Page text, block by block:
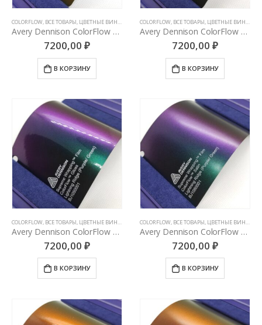
COLORFLOW, ВСЕ ТОВАРЫ, ЦВЕТНЫЕ ВИНИЛОВЫЕ ПЛЕНКИ
Avery Dennison ColorFlow Fresh Spring Satin (Gold/Silver)
7200,00 ₽
В КОРЗИНУ
COLORFLOW, ВСЕ ТОВАРЫ, ЦВЕТНЫЕ ВИНИЛОВЫЕ ПЛЕНКИ
Avery Dennison ColorFlow Urban Jungle Satin (Silver/Green)
7200,00 ₽
В КОРЗИНУ
COLORFLOW, ВСЕ ТОВАРЫ, ЦВЕТНЫЕ ВИНИЛОВЫЕ ПЛЕНКИ
Avery Dennison ColorFlow Lighting Ridge Gloss (Purple/Green)
7200,00 ₽
В КОРЗИНУ
COLORFLOW, ВСЕ ТОВАРЫ, ЦВЕТНЫЕ ВИНИЛОВЫЕ ПЛЕНКИ
Avery Dennison ColorFlow Lighting Ridge Satin (Purple/Green)
7200,00 ₽
В КОРЗИНУ